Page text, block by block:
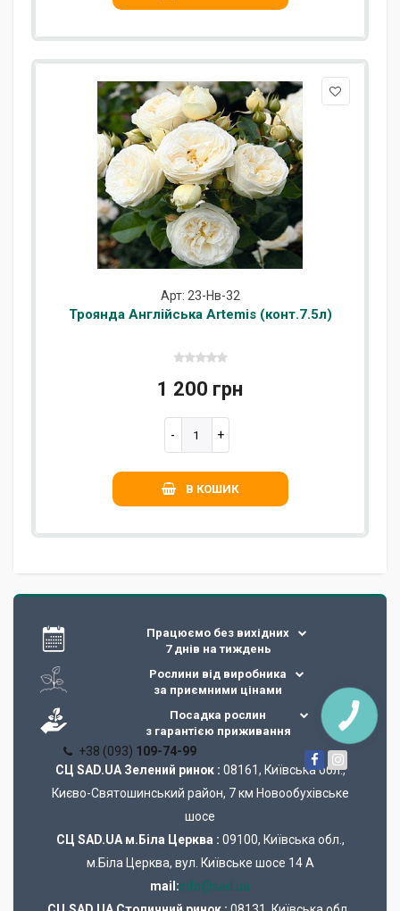
Арт: 23-Нв-32
Троянда Англійська Artemis (конт.7.5л)
1 200 грн
В КОШИК
Працюємо без вихідних
7 днів на тиждень
Рослини від виробника
за приємними цінами
Посадка рослин
з гарантією приживання
+38 (093) 109-74-99
СЦ SAD.UA Зелений ринок : 08161, Київська обл.,
Києво-Святошинський район, 7 км Новообухівське
шосе
СЦ SAD.UA м.Біла Церква : 09100, Київська обл.,
м.Біла Церква, вул. Київське шосе 14 А
mail:info@sad.ua